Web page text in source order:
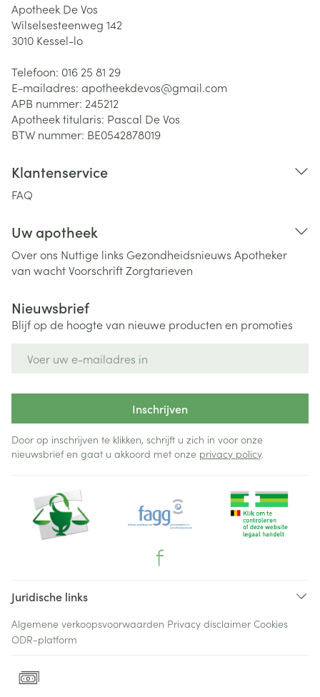
Apotheek De Vos
Wilselsesteenweg 142
3010 Kessel-lo
Telefoon: 016 25 81 29
E-mailadres: apotheekdevos@gmail.com
APB nummer: 245212
Apotheek titularis: Pascal De Vos
BTW nummer: BE0542878019
Klantenservice
FAQ
Uw apotheek
Over ons Nuttige links Gezondheidsnieuws Apotheker
van wachtVoorschriftZorgtarieven
Nieuwsbrief
Blijf op de hoogte van nieuwe producten en promoties
Inschrijven
Door op inschrijven te klikken, schrijft u zich in voor onze
nieuwsbrief en gaat u akkoord met onze privacy policy.
Juridische links
Algemene verkoopsvoorwaarden Privacy disclaimer Cookies
ODR-platform